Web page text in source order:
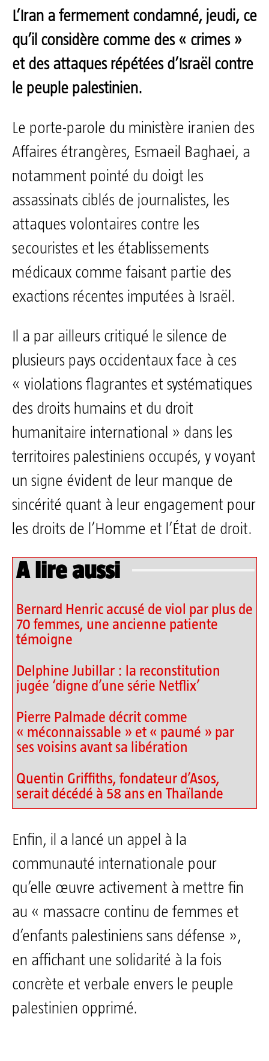
L’Iran a fermement condamné, jeudi, ce
qu’il considère comme des « crimes »
et des attaques répétées d’Israël contre
le peuple palestinien.
Le porte-parole du ministère iranien des
Affaires étrangères, Esmaeil Baghaei, a
notamment pointé du doigt les
assassinats ciblés de journalistes, les
attaques volontaires contre les
secouristes et les établissements
médicaux comme faisant partie des
exactions récentes imputées à Israël.
Il a par ailleurs critiqué le silence de
plusieurs pays occidentaux face à ces
« violations flagrantes et systématiques
des droits humains et du droit
humanitaire international » dans les
territoires palestiniens occupés, y voyant
un signe évident de leur manque de
sincérité quant à leur engagement pour
les droits de l’Homme et l’État de droit.
A lire aussi
Bernard Henric accusé de viol par plus de
70 femmes, une ancienne patiente
témoigne
Delphine Jubillar : la reconstitution
jugée ‘digne d’une série Netflix’
Pierre Palmade décrit comme
« méconnaissable » et « paumé » par
ses voisins avant sa libération
Quentin Griffiths, fondateur d’Asos,
serait décédé à 58 ans en Thaïlande
Enfin, il a lancé un appel à la
communauté internationale pour
qu’elle œuvre activement à mettre fin
au « massacre continu de femmes et
d’enfants palestiniens sans défense »,
en affichant une solidarité à la fois
concrète et verbale envers le peuple
palestinien opprimé.